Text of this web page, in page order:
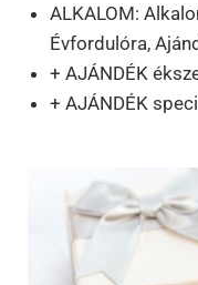
ALKALOM:
Évfordulóra,
+ AJÁNDÉK
+ AJÁNDÉK